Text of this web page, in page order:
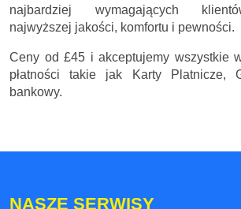
najbardziej wymagających
najwyższej jakości, komfortu i pewności.
Ceny od £45 i akceptujemy wszystkie
płatności takie jak Karty Platnicze,
bankowy.
NASZE SERWISY